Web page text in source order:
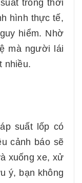
trong thời
hình thực tế,
hiểm. Nhờ
mà người lái
nhiều.
suất lốp có
cảnh báo sẽ
xuống xe, xử
ý, bạn không